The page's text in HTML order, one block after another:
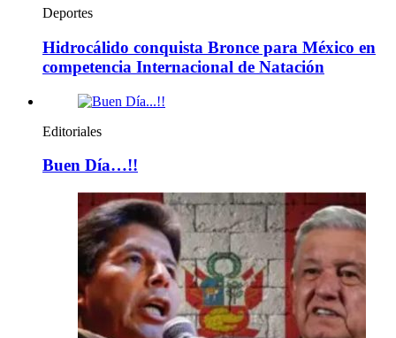
Deportes
Hidrocálido conquista Bronce para México en
competencia Internacional de Natación
Editoriales
Buen Día…!!